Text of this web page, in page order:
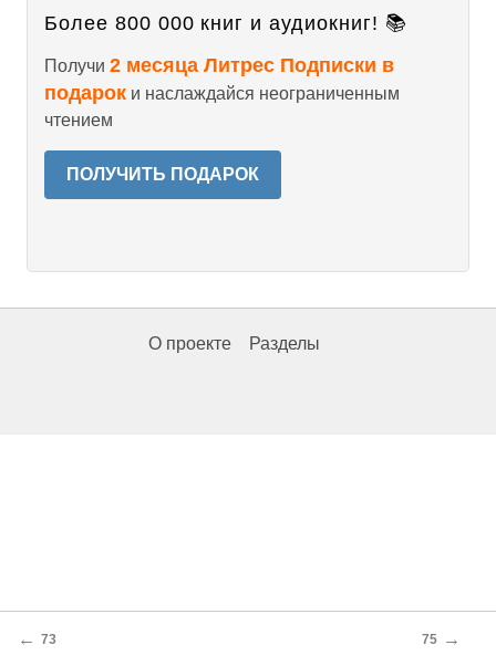
Более 800 000 книг и аудиокниг! 📚
Получи 2 месяца Литрес Подписки в
подарок и наслаждайся неограниченным
чтением
ПОЛУЧИТЬ ПОДАРОК
О проекте Разделы
← 73 75 →